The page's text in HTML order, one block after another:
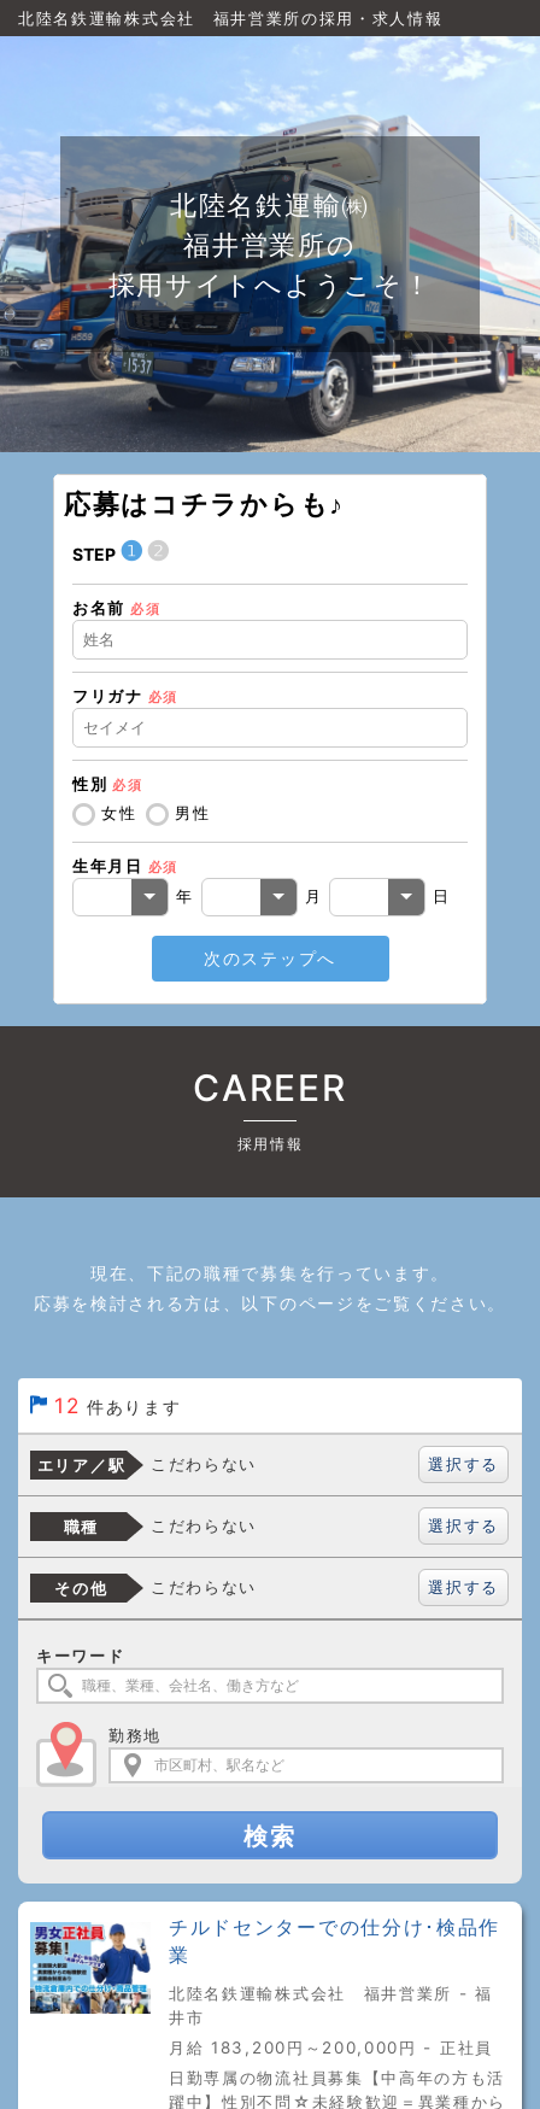
北陸名鉄運輸株式会社 福井営業所の採用・求人情報
北陸名鉄運輸㈱
福井営業所の
採用サイトへようこそ！
応募はコチラからも♪
STEP ❶❷
お名前 必須
フリガナ 必須
性別 必須
女性 男性
生年月日 必須
年 月 日
次のステップへ
CAREER
採用情報
現在、下記の職種で募集を行っています。
応募を検討される方は、以下のページをご覧ください。
12 件あります
エリア／駅 こだわらない 選択する
職種 こだわらない 選択する
その他 こだわらない 選択する
キーワード
勤務地
検索
チルドセンターでの仕分け･検品作
業
北陸名鉄運輸株式会社 福井営業所 - 福
井市
月給 183,200円～200,000円 - 正社員
日勤専属の物流社員募集【中高年の方も活
躍中】性別不問☆未経験歓迎＝異業種から